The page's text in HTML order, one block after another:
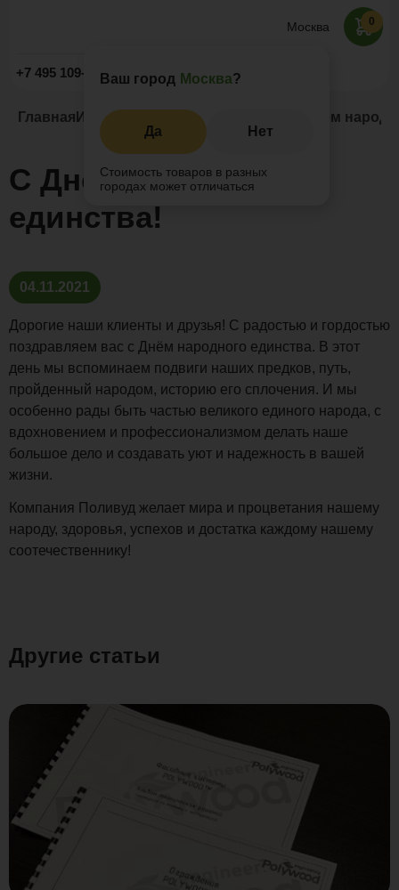
Москва
Ваш город Москва?
Да Нет
Стоимость товаров в разных
городах может отличаться
+7 495 109-52-09 Заказать звонок
0
Главная Информация Новости и акции C Днём
C Днём народного
единства!
04.11.2021
Дорогие наши клиенты и друзья! С радостью и гордостью
поздравляем вас с Днём народного единства. В этот
день мы вспоминаем подвиги наших предков, путь,
пройденный народом, историю его сплочения. И мы
особенно рады быть частью великого единого народа, с
вдохновением и профессионализмом делать наше
большое дело и создавать уют и надежность в вашей
жизни.
Компания Поливуд желает мира и процветания нашему
народу, здоровья, успехов и достатка каждому нашему
соотечественнику!
Другие статьи